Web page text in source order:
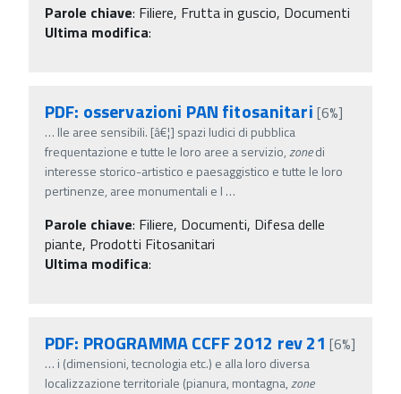
Parole chiave: Filiere, Frutta in guscio, Documenti
Ultima modifica:
PDF: osservazioni PAN fitosanitari [6%]
… lle aree sensibili. [â€¦] spazi ludici di pubblica
frequentazione e tutte le loro aree a servizio,zonedi
interesse storico-artistico e paesaggistico e tutte le loro
pertinenze, aree monumentali e l …
Parole chiave: Filiere, Documenti, Difesa delle
piante, Prodotti Fitosanitari
Ultima modifica:
PDF: PROGRAMMA CCFF 2012 rev 21 [6%]
… i (dimensioni, tecnologia etc.) e alla loro diversa
localizzazione territoriale (pianura, montagna,zone